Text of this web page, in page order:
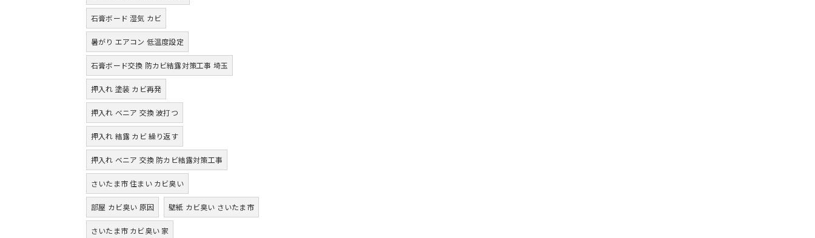
石膏ボード 湿気 カビ
暑がり エアコン 低温度設定
石膏ボード交換 防カビ結露対策工事 埼玉
押入れ 塗装 カビ再発
押入れ ベニア 交換 波打つ
押入れ 結露 カビ 繰り返す
押入れ ベニア 交換 防カビ結露対策工事
さいたま市 住まい カビ臭い
部屋 カビ臭い 原因 壁紙 カビ臭い さいたま市
さいたま市 カビ臭い 家